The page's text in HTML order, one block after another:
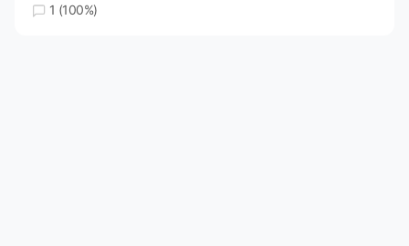
1 (100%)